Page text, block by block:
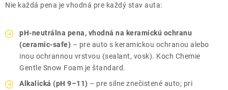
Nie každá pena je vhodná pre každý stav auta:
pH-neutrálna pena, vhodná na keramickú ochranu
(ceramic-safe) – pre auto s keramickou ochranou alebo
inou ochrannou vrstvou (sealant, vosk). Koch Chemie
Gentle Snow Foam je štandard.
Alkalická (pH 9–11) – pre silne znečistené auto; pri